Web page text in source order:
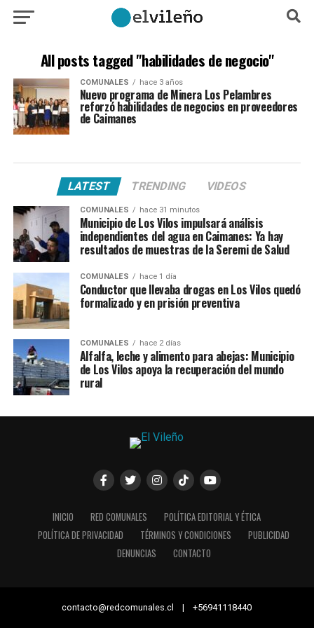
All posts tagged "habilidades de negocio"
COMUNALES hace 3 años
Nuevo programa de Minera Los Pelambres
reforzó habilidades de negocios en proveedores
de Caimanes
LATEST TRENDING VIDEOS
COMUNALES hace 31 minutos
Municipio de Los Vilos impulsará análisis
independientes del agua en Caimanes: Ya hay
resultados de muestras de la Seremi de Salud
COMUNALES hace 1 día
Conductor que llevaba drogas en Los Vilos quedó
formalizado y en prisión preventiva
COMUNALES hace 2 días
Alfalfa, leche y alimento para abejas: Municipio
de Los Vilos apoya la recuperación del mundo
rural
INICIO RED COMUNALES
POLÍTICA EDITORIAL Y ÉTICA
POLÍTICA DE PRIVACIDAD
TÉRMINOS Y CONDICIONES
PUBLICIDAD
DENUNCIAS
CONTACTO
contacto@redcomunales.cl | +56941118440